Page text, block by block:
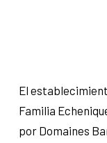
El
Familia
por Domaines